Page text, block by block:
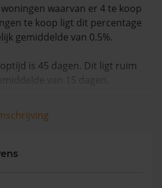
waarvan er 4 te koop
te koop ligt dit percentage
gemiddelde van 0.5%.
is 45 dagen. Dit ligt ruim
van 15 dagen.
is €294.125. De gemiddelde
In de afgelopen 12 maanden is